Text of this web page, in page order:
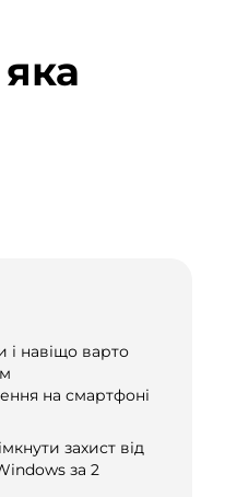
і навіщо варто
на смартфоні
захист від
за 2